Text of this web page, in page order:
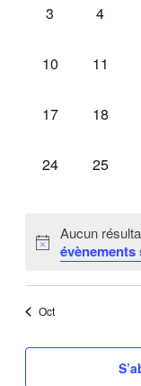
0
3
0
4
0
10
0
11
0
17
0
18
0
24
0
25
Aucun
Oct